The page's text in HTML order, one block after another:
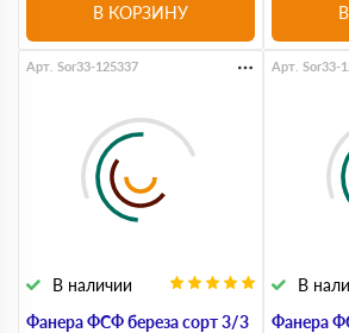
В КОРЗИНУ
Фанера ФСФ береза сорт 3/3
В наличии
Арт. Sor33-125337
Фанера
В
Арт. Sor33-